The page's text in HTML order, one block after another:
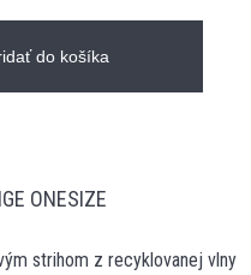
do košíka
ONESIZE
strihom z recyklovanej vlny